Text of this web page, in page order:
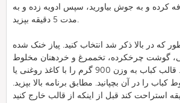
کرده و به جوش بیاورید، سپس ادویه زده و به
مدت 5 دقیقه بپزید.
که در بالا ذکر شد انتخاب کنید. پیاز خنک شده
گوشت چرخکرده، تخممرغ و خردهنان مخلوط
کرده و ادویه بزنید. قالب کباب به وزن 900 گرم را با کاغذ روغنی یا
کباب را در آن بچپانید. مطابق برنامه بالا بپزید.